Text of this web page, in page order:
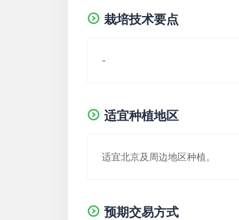
栽培技术要点
-
适宜种植地区
适宜北京及周边地区种植。
预期交易方式